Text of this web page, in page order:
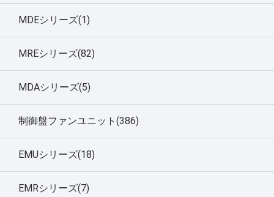
MDEシリーズ(1)
MREシリーズ(82)
MDAシリーズ(5)
制御盤ファンユニット(386)
EMUシリーズ(18)
EMRシリーズ(7)